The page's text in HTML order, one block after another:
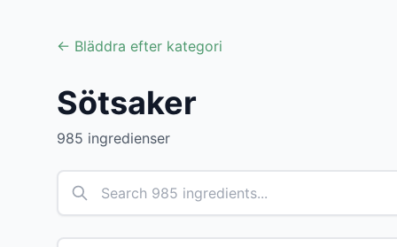
← Bläddra efter kategori
Sötsaker
985 ingredienser